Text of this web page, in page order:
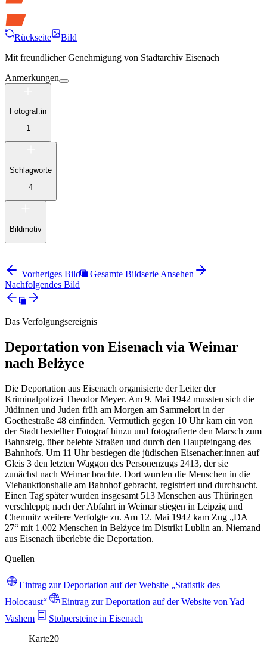
Rückseite
Bild
Mit freundlicher Genehmigung von Stadtarchiv Eisenach
Anmerkungen
Fotograf:in
1
Schlagworte
4
Bildmotiv
Vorheriges Bild
Gesamte Bildserie Ansehen
Nachfolgendes Bild
Das Verfolgungsereignis
Deportation von Eisenach via Weimar
nach Bełżyce
Die Deportation aus Eisenach organisierte der Leiter der
Kriminalpolizei Theodor Meyer. Am 9. Mai 1942 mussten sich die
Jüdinnen und Juden früh am Morgen am Sammelort in der
Goethestraße 48 einfinden. Vermutlich gegen 10 Uhr kam ein von
der Stadt bestellter Fotograf hinzu und fotografierte den Marsch zum
Bahnsteig, über belebte Straßen und durch den Haupteingang des
Bahnhofs. Um 11 Uhr bestiegen die jüdischen Eisenacher:innen auf
Gleis 3 den letzten Waggon des Personenzugs 2413, der sie
zunächst nach Weimar brachte. Dort wurden die Menschen in die
Viehauktionshalle am Bahnhof gebracht, registriert und durchsucht.
Einen Tag später wurden insgesamt 513 Menschen aus Thüringen
verschleppt; nach der Abfahrt in Weimar stiegen in Leipzig und
Chemnitz weitere Verfolgte zu. Am 12. Mai 1942 kam Zug „DA
27“ mit 1.002 Menschen in Bełżyce im Distrikt Lublin an. Niemand
aus Eisenach überlebte die Deportation.
Quellen
Eintrag zur Deportation auf der Website „Statistik des
Holocaust“
Eintrag zur Deportation auf der Website von Yad
Vashem
Stolpersteine in Eisenach
Karte20